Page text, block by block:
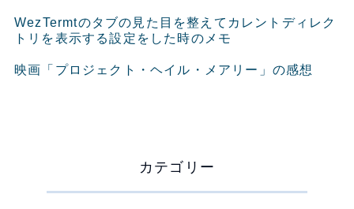
WezTermtのタブの見た目を整えてカレントディレク
トリを表示する設定をした時のメモ
映画「プロジェクト・ヘイル・メアリー」の感想
カテゴリー